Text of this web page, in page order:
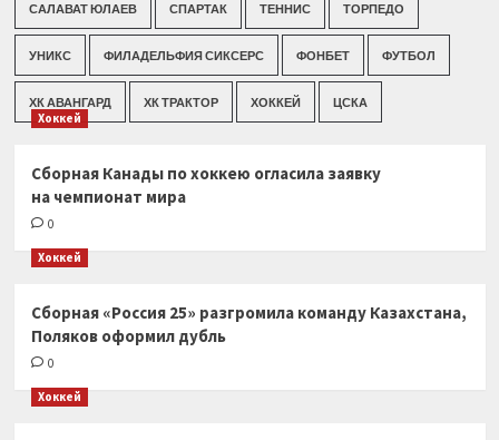
САЛАВАТ ЮЛАЕВ СПАРТАК ТЕННИС ТОРПЕДО
УНИКС ФИЛАДЕЛЬФИЯ СИКСЕРС ФОНБЕТ ФУТБОЛ
ХК АВАНГАРД ХК ТРАКТОР ХОККЕЙ ЦСКА
Хоккей
Сборная Канады по хоккею огласила заявку
на чемпионат мира
0
Хоккей
Сборная «Россия 25» разгромила команду Казахстана,
Поляков оформил дубль
0
Хоккей